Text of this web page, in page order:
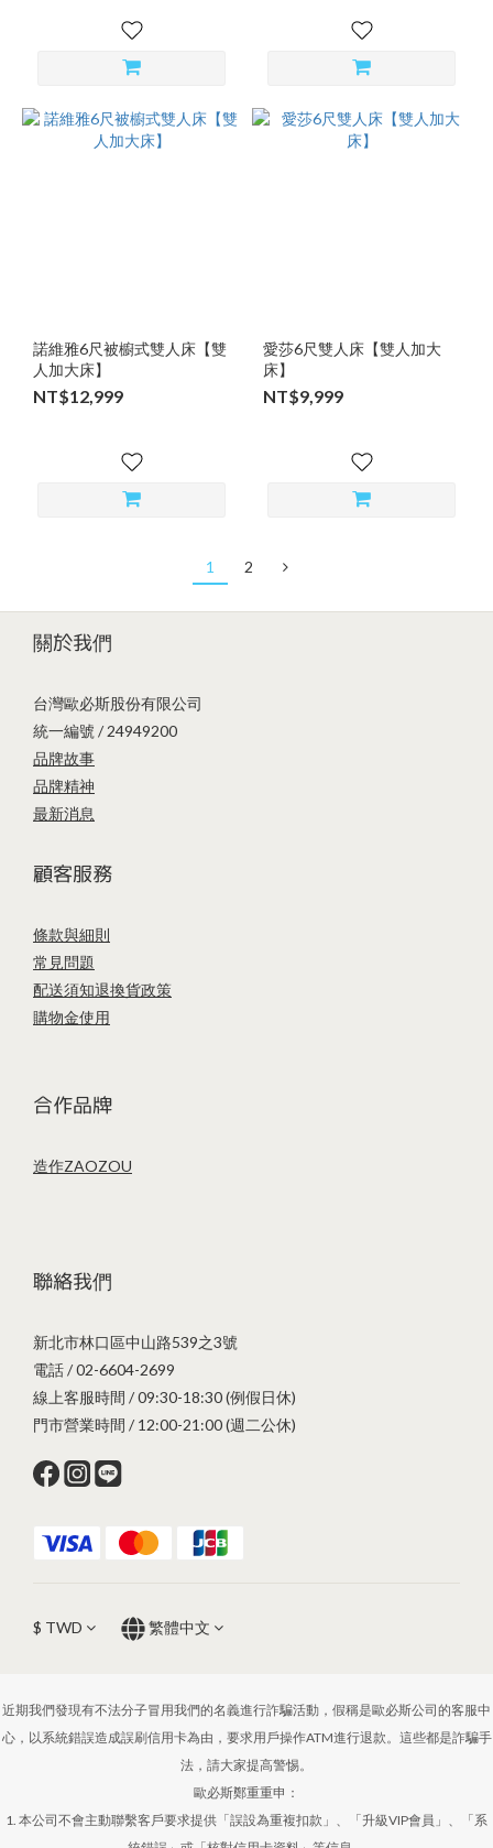
諾維雅6尺被櫥式雙人床【雙
人加大床】
NT$12,999
愛莎6尺雙人床【雙人加大
床】
NT$9,999
1 2
關於我們
台灣歐必斯股份有限公司
統一編號 / 24949200
品牌故事
品牌精神
最新消息
顧客服務
條款與細則
常見問題
配送須知退換貨政策
購物金使用
合作品牌
造作ZAOZOU
聯絡我們
新北市林口區中山路539之3號
電話 / 02-6604-2699
線上客服時間 / 09:30-18:30 (例假日休)
門市營業時間 / 12:00-21:00 (週二公休)
$ TWD 繁體中文
近期我們發現有不法分子冒用我們的名義進行詐騙活動，假稱是歐必斯公司的客服中
心，以系統錯誤造成誤刷信用卡為由，要求用戶操作ATM進行退款。這些都是詐騙手
法，請大家提高警惕。
歐必斯鄭重重申：
1. 本公司不會主動聯繫客戶要求提供「誤設為重複扣款」、「升級VIP會員」、「系